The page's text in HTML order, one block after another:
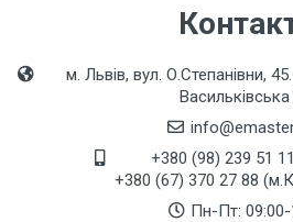
м. Львів, вул. О.Степанівни,
+380 (98) 239 51
+380 (67) 370 27 88
Пн-Пт: 09:00-